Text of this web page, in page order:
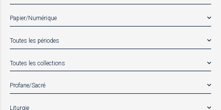
Papier/Numérique
Toutes les périodes
Toutes les collections
Profane/Sacré
Liturgie